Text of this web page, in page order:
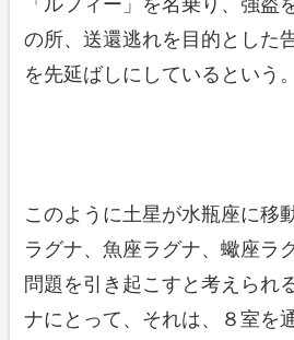
の所、送還逃れを目的とした
を先延ばしにしているという。
このように土星が水瓶座に移
ラグナ、魚座ラグナ、蠍座ラ
問題を引き起こすと考えられ
ナにとって、それは、８室を